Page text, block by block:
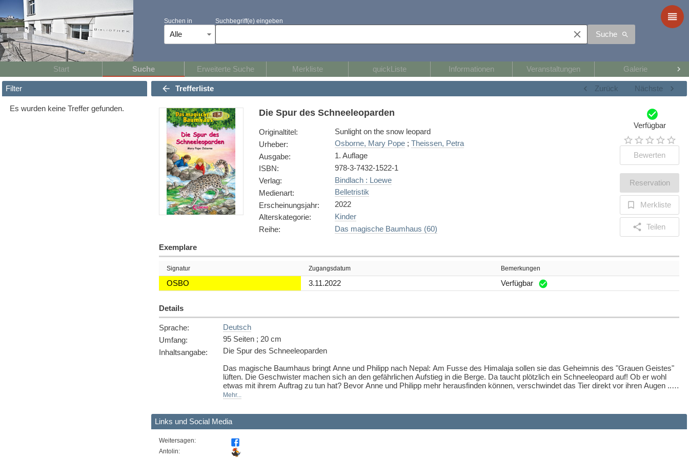
Suchen in
Alle
Suchbegriff(e) eingeben
Suche
Start Suche Erweiterte Suche Merkliste quickListe Informationen Veranstaltungen Galerie
Filter
Es wurden keine Treffer gefunden.
Trefferliste Zurück Nächste
Die Spur des Schneeleoparden
Originaltitel:
Sunlight on the snow leopard
Urheber: Osborne, Mary Pope; Theissen, Petra
Ausgabe:
1. Auflage
ISBN:
978-3-7432-1522-1
Verlag:
Bindlach : Loewe
Medienart:
Belletristik
Erscheinungsjahr:
2022
Alterskategorie:
Kinder
Reihe: Das magische Baumhaus (60)
Verfügbar
Bewerten
Reservation
Merkliste
Teilen
Exemplare
Signatur Zugangsdatum Bemerkungen
OSBO 3.11.2022 Verfügbar
Details
Sprache:
Deutsch
Umfang:
95 Seiten ; 20 cm
Inhaltsangabe:
Die Spur des Schneeleoparden
Das magische Baumhaus bringt Anne und Philipp nach Nepal: Am Fusse des Himalaja sollen sie das Geheimnis des "Grauen Geistes"
lüften. Die Geschwister machen sich an den gefährlichen Aufstieg in die Berge. Da taucht plötzlich ein Schneeleopard auf! Ob er wohl
etwas mit ihrem Auftrag zu tun hat? Bevor Anne und Philipp mehr herausfinden können, verschwindet das Tier direkt vor ihren Augen ...
Droht die Mission zu scheitern?
dich auch in den anderen Bänden.
- Entdecke mit Anne und Philipp die Berge Nepals
- Ein Schneeleopard, das Fest der Farben und ein Abenteuer im Himalaja
- Die Geschwister Anne und Philipp reisen mit dem magischen Baumhaus durch die Zeit und erleben spannende Abenteuer
Mehr...
Links und Social Media
Weitersagen:
Antolin: